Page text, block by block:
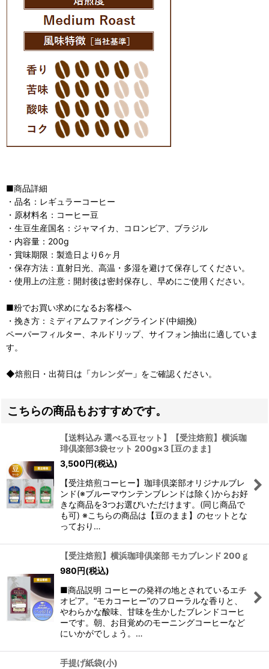
■商品詳細
・品名：レギュラーコーヒー
・原材料名：コーヒー豆
・生豆生産国名：ジャマイカ、コロンビア、ブラジル
・内容量：200g
・賞味期限：製造日より6ヶ月
・保存方法：直射日光、高温・多湿を避けて保存してください。
・使用上の注意：開封後は密封保存し、早めにご使用ください。
■粉でお買い求めになるお客様へ
・挽き方：ミディアムファイングラインド(中細挽)
ペーパーフィルター、ネルドリップ、サイフォン抽出に適していま
す。
◆焙煎日・出荷日は 「カレンダー」 をご確認ください。
こちらの商品もおすすめです。
【送料込み 選べる豆セット】【受注焙煎】横浜珈
琲倶楽部3袋セット 200g×3 [豆のまま]
3,500円(税込)
【受注焙煎コーヒー】珈琲倶楽部オリジナルブレ
ンド(※ブルーマウンテンブレンドは除く)からお好
きな商品を3つお選びいただけます。(同じ商品で
も可) ※こちらの商品は【豆のまま】のセットとな
っており…
【受注焙煎】横浜珈琲倶楽部 モカブレンド 200ｇ
980円(税込)
■商品説明 コーヒーの発祥の地とされているエチ
オピア。“モカコーヒー”のフローラルな香りと、
やわらかな酸味、甘味を生かしたブレンドコーヒ
ーです。朝、お目覚めのモーニングコーヒーなど
にいかがでしょう。…
手提げ紙袋(小)